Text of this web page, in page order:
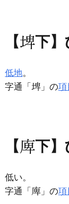
【 下】
低地。
字通「
」の項
【 下】
低い。
字通「
」の項